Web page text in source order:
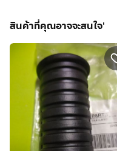
สินค้าที่คุณอาจจะสนใจ'